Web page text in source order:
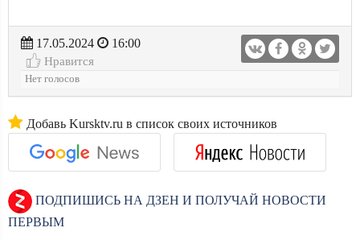
17.05.2024
16:00
Нравится
Нет голосов
Добавь Kursktv.ru в список своих источников
ПОДПИШИСЬ НА ДЗЕН И ПОЛУЧАЙ НОВОСТИ
ПЕРВЫМ